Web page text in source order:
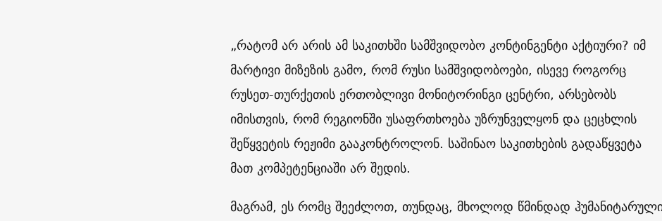
„რატომ არ არის ამ საკითხში სამშვიდობო კონტინგენტი აქტიური? იმ
მარტივი მიზეზის გამო, რომ რუსი სამშვიდობოები, ისევე როგორც
რუსეთ-თურქეთის ერთობლივი მონიტორინგი ცენტრი, არსებობს
იმისთვის, რომ რეგიონში უსაფრთხოება უზრუნველყონ და ცეცხლის
შეწყვეტის რეჟიმი გააკონტროლონ. საშინაო საკითხების გადაწყვეტა
მათ კომპეტენციაში არ შედის.
მაგრამ, ეს რომც შეეძლოთ, თუნდაც, მხოლოდ წმინდად